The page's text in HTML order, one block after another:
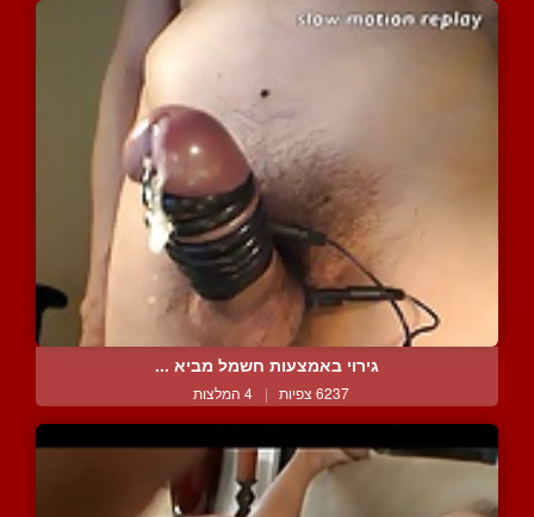
גירוי באמצעות חשמל מביא ...
6237 צפיות | 4 המלצות